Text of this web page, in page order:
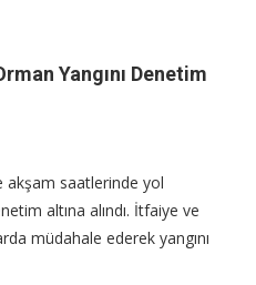
Yangını Denetim
akşam saatlerinde yol
altına alındı. İtfaiye ve
müdahale ederek yangını